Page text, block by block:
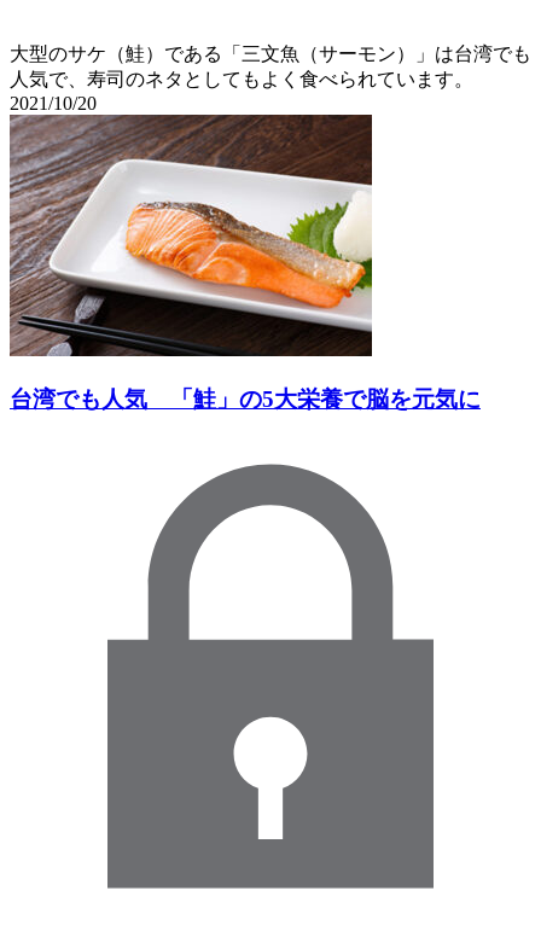
大型のサケ（鮭）である「三文魚（サーモン）」は台湾でも
人気で、寿司のネタとしてもよく食べられています。
2021/10/20
台湾でも人気 「鮭」の5大栄養で脳を元気に